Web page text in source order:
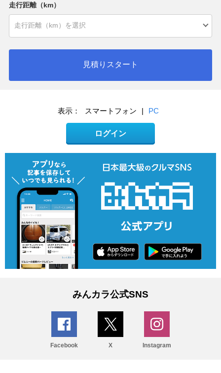
走行距離（km）
見積りスタート
表示： スマートフォン | PC
ログイン
みんカラ公式SNS
Facebook X Instagram